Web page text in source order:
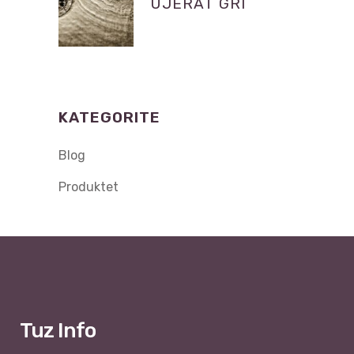
UJËRAT GRI
KATEGORITE
Blog
Produktet
Tuz Info